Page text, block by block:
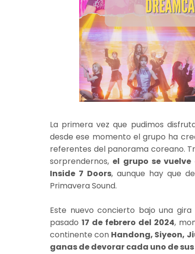
La primera vez que pudimos
desde ese momento el grupo ha
referentes del panorama coreano.
sorprendernos, el grupo se
Inside 7 Doors, aunque hay que
Primavera Sound.
Este nuevo concierto bajo una
pasado 17 de febrero del 2024,
continente con Handong, Siyeon,
ganas de devorar cada uno de